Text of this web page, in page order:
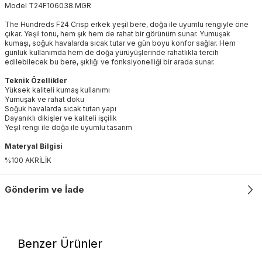
Model T24F106038.MGR
The Hundreds F24 Crisp erkek yeşil bere, doğa ile uyumlu rengiyle öne
çıkar. Yeşil tonu, hem şık hem de rahat bir görünüm sunar. Yumuşak
kumaşı, soğuk havalarda sıcak tutar ve gün boyu konfor sağlar. Hem
günlük kullanımda hem de doğa yürüyüşlerinde rahatlıkla tercih
edilebilecek bu bere, şıklığı ve fonksiyonelliği bir arada sunar.
Teknik Özellikler
Yüksek kaliteli kumaş kullanımı
Yumuşak ve rahat doku
Soğuk havalarda sıcak tutan yapı
Dayanıklı dikişler ve kaliteli işçilik
Yeşil rengi ile doğa ile uyumlu tasarım
Materyal Bilgisi
%100 AKRİLİK
Gönderim ve İade
Benzer Ürünler